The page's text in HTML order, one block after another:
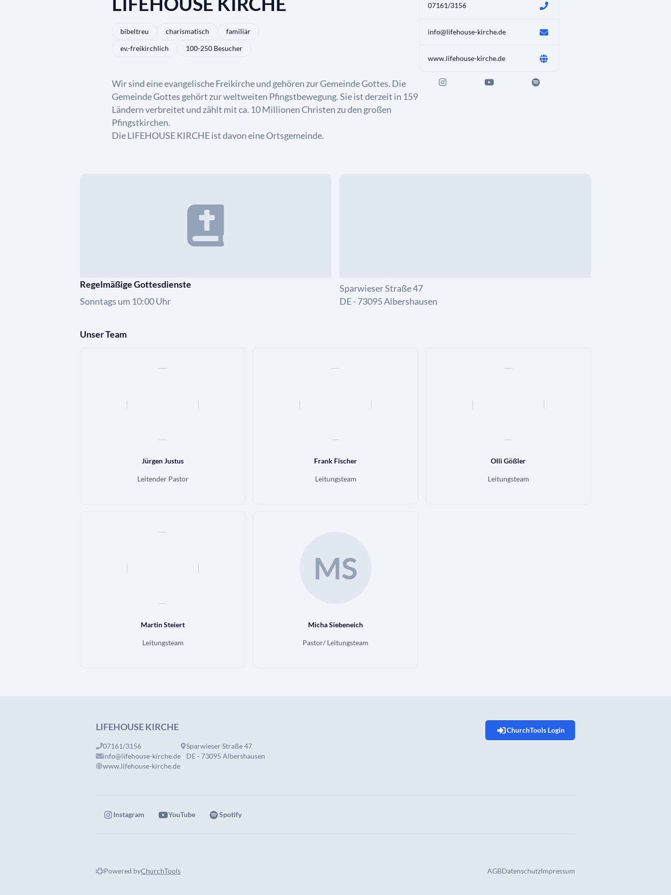
bibeltreu charismatisch
familiär
ev.-freikirchlich
100-250 Besucher
Wir sind eine evangelische Freikirche und gehören zur Gemeinde Gottes. Die
Gemeinde Gottes gehört zur weltweiten Pfingstbewegung. Sie ist derzeit in 159
Ländern verbreitet und zählt mit ca. 10 Millionen Christen zu den großen
Pfingstkirchen.
Die LIFEHOUSE KIRCHE ist davon eine Ortsgemeinde.
07161/3156
info@lifehouse-kirche.de
www.lifehouse-kirche.de
Regelmäßige Gottesdienste
Sonntags um 10:00 Uhr
Sparwieser Straße 47
DE - 73095 Albershausen
Unser Team
Jürgen Justus
Leitender Pastor
Frank Fischer
Leitungsteam
Olli Gößler
Leitungsteam
Martin Steiert
Leitungsteam
MS
Micha Siebeneich
Pastor/ Leitungsteam
LIFEHOUSE KIRCHE
07161/3156
info@lifehouse-kirche.de
www.lifehouse-kirche.de
Sparwieser Straße 47
DE - 73095 Albershausen
ChurchTools Login
Instagram YouTube Spotify
Powered byChurchTools AGBDatenschutzImpressum